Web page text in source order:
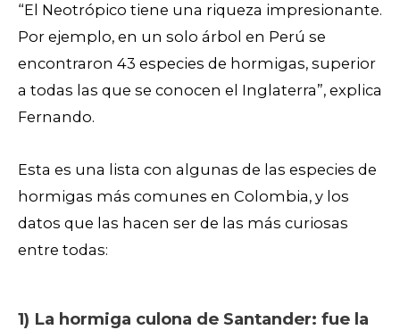
“El Neotrópico tiene una riqueza impresionante.
Por ejemplo, en un solo árbol en Perú se
encontraron 43 especies de hormigas, superior
a todas las que se conocen el Inglaterra”, explica
Fernando.
Esta es una lista con algunas de las especies de
hormigas más comunes en Colombia, y los
datos que las hacen ser de las más curiosas
entre todas:
1) La hormiga culona de Santander: fue la